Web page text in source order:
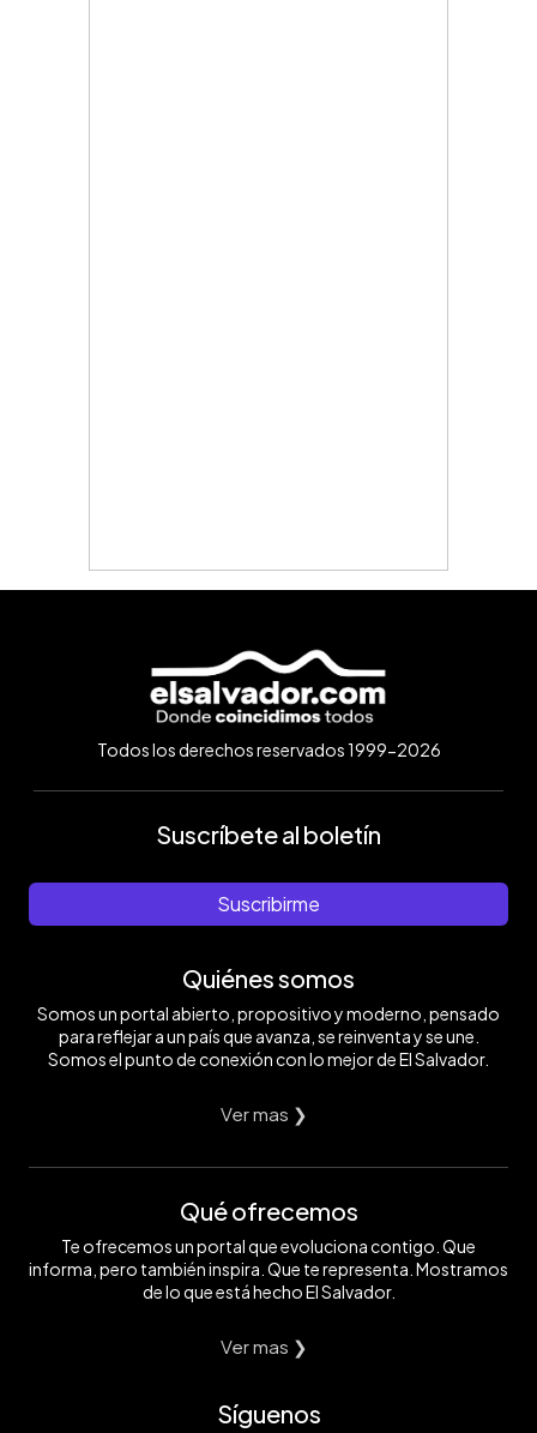
Todos los derechos reservados 1999-2026
Suscríbete al boletín
Suscribirme
Quiénes somos
Somos un portal abierto, propositivo y moderno, pensado
para reflejar a un país que avanza, se reinventa y se une.
Somos el punto de conexión con lo mejor de El Salvador.
Ver mas ❯
Qué ofrecemos
Te ofrecemos un portal que evoluciona contigo. Que
informa, pero también inspira. Que te representa. Mostramos
de lo que está hecho El Salvador.
Ver mas ❯
Síguenos